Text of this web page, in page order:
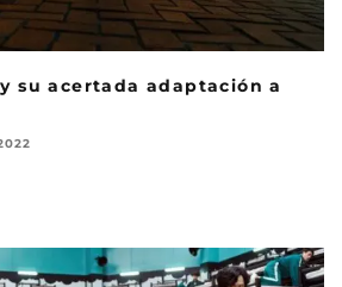
y su acertada adaptación a